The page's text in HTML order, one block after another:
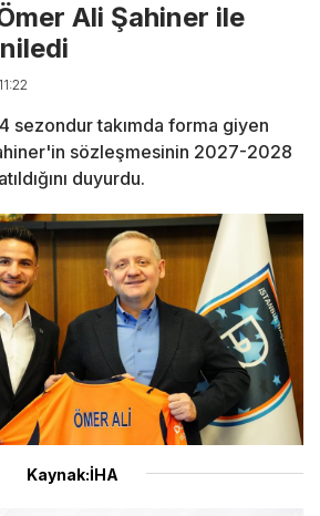
Ali Şahiner ile
sezondur takımda forma giyen
sözleşmesinin 2027-2028
duyurdu.
Kaynak:İHA